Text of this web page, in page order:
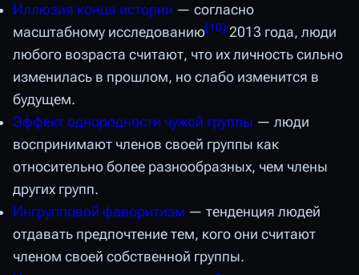
Иллюзия конца истории — согласно
масштабному исследованию[10] 2013 года, люди
любого возраста считают, что их личность сильно
изменилась в прошлом, но слабо изменится в
будущем.
Эффект однородности чужой группы — люди
воспринимают членов своей группы как
относительно более разнообразных, чем члены
других групп.
Ингрупповой фаворитизм — тенденция людей
отдавать предпочтение тем, кого они считают
членом своей собственной группы.